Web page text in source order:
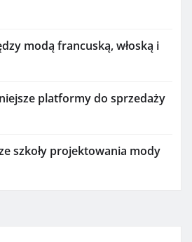
modą francuską, włoską i
platformy do sprzedaży
szkoły projektowania mody